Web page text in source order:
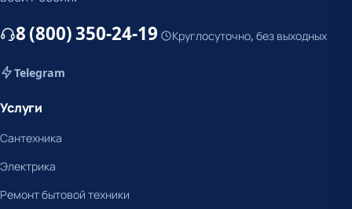
8 (800) 350-24-19 Круглосуточно, без выходных
Telegram
Услуги
Сантехника
Электрика
Ремонт бытовой техники